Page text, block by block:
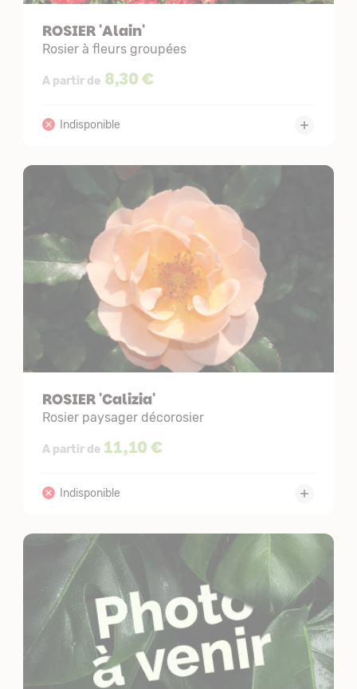
ROSIER 'Alain'
Rosier à fleurs groupées
A partir de 8,30 €
ROSIER 'Calizia'
Rosier paysager décorosier
A partir de 11,10 €